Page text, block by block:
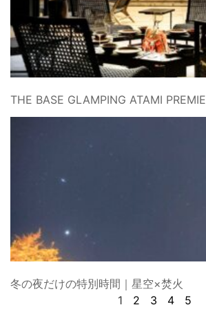
THE BASE GLAMPING ATAMI
冬の夜だけの特別時間｜星空×焚火
1
2 3 4 5